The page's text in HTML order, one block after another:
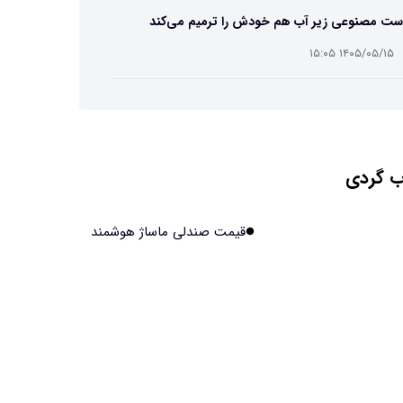
مصنوعی زیر آب هم خودش را ترمیم می‌کند
۱۴۰۵/۰۵/۱۵ ۱۵:۰۵
فضایی چین به مرحله برداشت رسید
گردی
قیمت صندلی ماساژ هوشمند